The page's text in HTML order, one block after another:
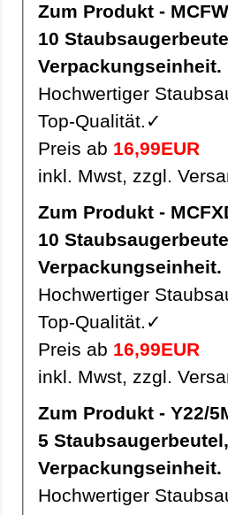
Zum Produkt -
10 Staubsaugerbeutel, Staubbeutel MCFWD62M pro
Verpackungseinheit.
Hochwertiger
Top-Qualität.✓
Preis ab 16,99EUR
inkl. Mwst, zzgl.
Zum Produkt -
10 Staubsaugerbeutel, Staubbeutel MCFXD212M pro
Verpackungseinheit.
Hochwertiger
Top-Qualität.✓
Preis ab 16,99EUR
inkl. Mwst, zzgl.
Zum Produkt - Y22/
5 Staubsaugerbeutel, Staubbeutel Y22/5Mic pro
Verpackungseinheit.
Hochwertiger